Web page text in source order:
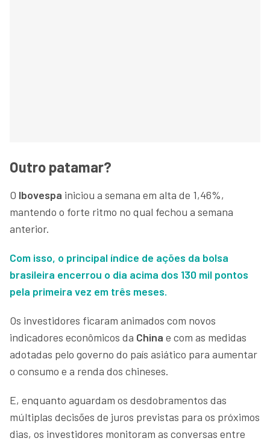
Outro patamar?
O Ibovespa iniciou a semana em alta de 1,46%,
mantendo o forte ritmo no qual fechou a semana
anterior.
Com isso, o principal índice de ações da bolsa
brasileira encerrou o dia acima dos 130 mil pontos
pela primeira vez em três meses.
Os investidores ficaram animados com novos
indicadores econômicos da China e com as medidas
adotadas pelo governo do país asiático para aumentar
o consumo e a renda dos chineses.
E, enquanto aguardam os desdobramentos das
múltiplas decisões de juros previstas para os próximos
dias, os investidores monitoram as conversas entre